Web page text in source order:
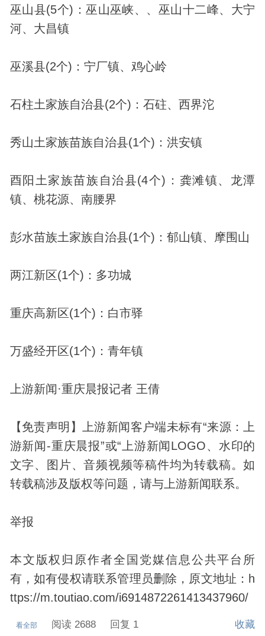
巫山县(5个)：巫山巫峡、、巫山十二峰、大宁
河、大昌镇
巫溪县(2个)：宁厂镇、鸡心岭
石柱土家族自治县(2个)：石砫、西界沱
秀山土家族苗族自治县(1个)：洪安镇
酉阳土家族苗族自治县(4个)：龚滩镇、龙潭
镇、桃花源、南腰界
彭水苗族土家族自治县(1个)：郁山镇、摩围山
两江新区(1个)：多功城
重庆高新区(1个)：白市驿
万盛经开区(1个)：青年镇
上游新闻·重庆晨报记者 王倩
【免责声明】上游新闻客户端未标有“来源：上
游新闻-重庆晨报”或“上游新闻LOGO、水印的
文字、图片、音频视频等稿件均为转载稿。如
转载稿涉及版权等问题，请与上游新闻联系。
举报
本文版权归原作者全国党媒信息公共平台所
有，如有侵权请联系管理员删除，原文地址：h
ttps://m.toutiao.com/i6914872261413437960/
看全部 阅读 2688 回复 1 收藏